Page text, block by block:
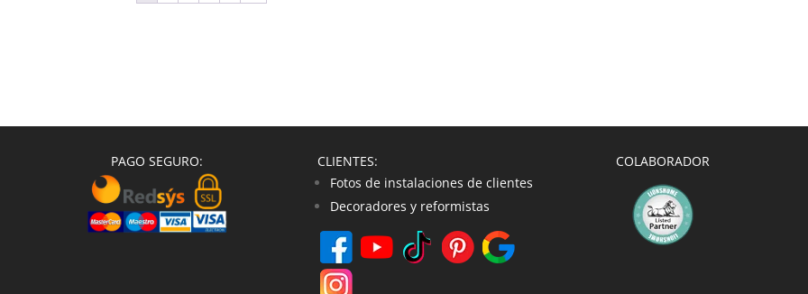
PAGO SEGURO:
CLIENTES:
Fotos de instalaciones de clientes
Decoradores y reformistas
COLABORADOR